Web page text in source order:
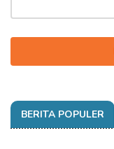
BERITA POPULER